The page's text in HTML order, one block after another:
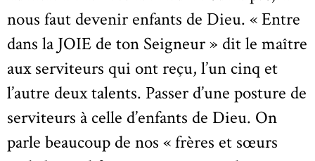
nous faut devenir enfants de Dieu. « Entre
dans la JOIE de ton Seigneur » dit le maître
aux serviteurs qui ont reçu, l’un cinq et
l’autre deux talents. Passer d’une posture de
serviteurs à celle d’enfants de Dieu. On
parle beaucoup de nos « frères et sœurs